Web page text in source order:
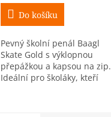
Do košíku
Pevný školní penál Baagl
Skate Gold s výklopnou
přepážkou a kapsou na zip.
Ideální pro školáky, kteří